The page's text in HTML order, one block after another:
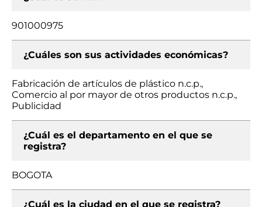
901000975
¿Cuáles son sus actividades económicas?
Fabricación de artículos de plástico n.c.p.,
Comercio al por mayor de otros productos n.c.p.,
Publicidad
¿Cuál es el departamento en el que se
registra?
BOGOTA
¿Cuál es la ciudad en el que se registra?